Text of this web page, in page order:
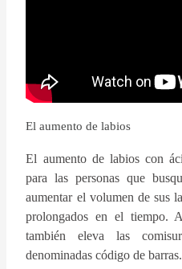
El aumento de labios
El aumento de labios con
para las personas que
aumentar el volumen de sus
prolongados en el tiempo.
también eleva las
denominadas código de barras.